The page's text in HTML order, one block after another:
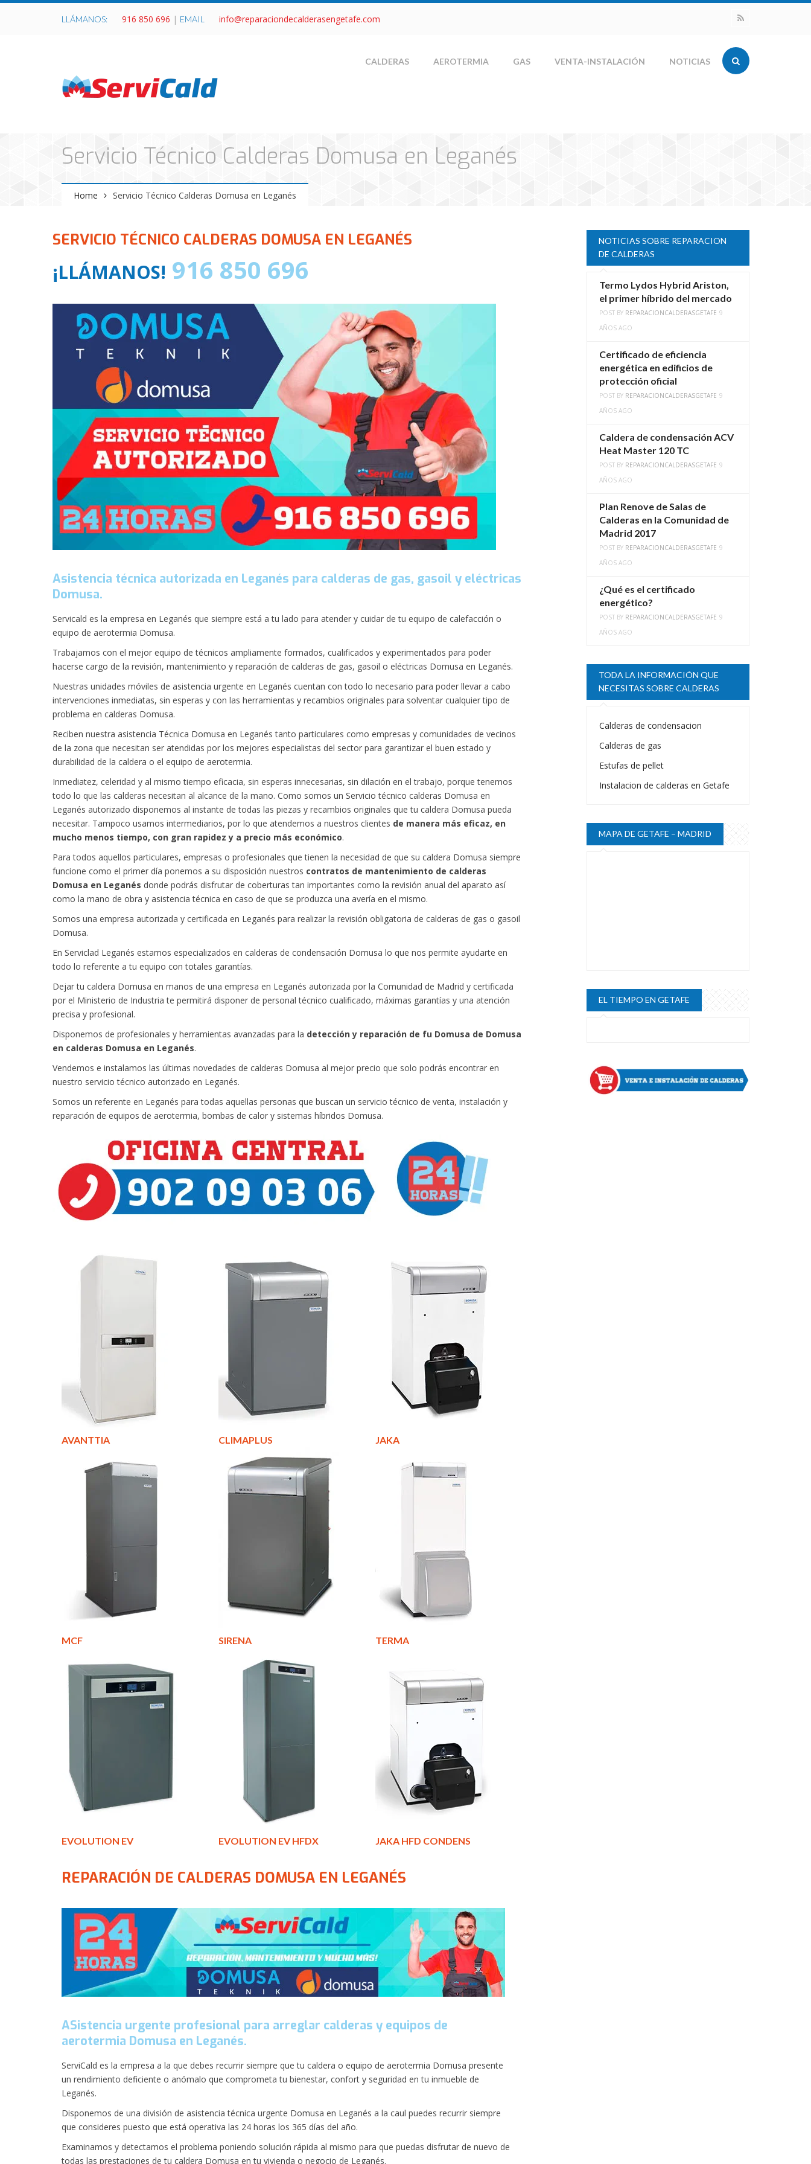
LLÁMANOS: 916 850 696 | EMAIL info@reparaciondecalderasengetafe.com
CALDERAS AEROTERMIA GAS VENTA-INSTALACIÓN NOTICIAS
Servicio Técnico Calderas Domusa en Leganés
Home Servicio Técnico Calderas Domusa en Leganés
SERVICIO TÉCNICO CALDERAS DOMUSA EN LEGANÉS
¡LLÁMANOS! 916 850 696
Asistencia técnica autorizada en Leganés para calderas de gas, gasoil y eléctricas
Domusa.
Servicald es la empresa en Leganés que siempre está a tu lado para atender y cuidar de tu equipo de calefacción o
equipo de aerotermia Domusa.
Trabajamos con el mejor equipo de técnicos ampliamente formados, cualificados y experimentados para poder
hacerse cargo de la revisión, mantenimiento y reparación de calderas de gas, gasoil o eléctricas Domusa en Leganés.
Nuestras unidades móviles de asistencia urgente en Leganés cuentan con todo lo necesario para poder llevar a cabo
intervenciones inmediatas, sin esperas y con las herramientas y recambios originales para solventar cualquier tipo de
problema en calderas Domusa.
Reciben nuestra asistencia Técnica Domusa en Leganés tanto particulares como empresas y comunidades de vecinos
de la zona que necesitan ser atendidas por los mejores especialistas del sector para garantizar el buen estado y
durabilidad de la caldera o el equipo de aerotermia.
Inmediatez, celeridad y al mismo tiempo eficacia, sin esperas innecesarias, sin dilación en el trabajo, porque tenemos
todo lo que las calderas necesitan al alcance de la mano. Como somos un Servicio técnico calderas Domusa en
Leganés autorizado disponemos al instante de todas las piezas y recambios originales que tu caldera Domusa pueda
necesitar. Tampoco usamos intermediarios, por lo que atendemos a nuestros clientes de manera más eficaz, en
mucho menos tiempo, con gran rapidez y a precio más económico.
Para todos aquellos particulares, empresas o profesionales que tienen la necesidad de que su caldera Domusa siempre
funcione como el primer día ponemos a su disposición nuestros contratos de mantenimiento de calderas
Domusa en Leganés donde podrás disfrutar de coberturas tan importantes como la revisión anual del aparato así
como la mano de obra y asistencia técnica en caso de que se produzca una avería en el mismo.
Somos una empresa autorizada y certificada en Leganés para realizar la revisión obligatoria de calderas de gas o gasoil
Domusa.
En Serviclad Leganés estamos especializados en calderas de condensación Domusa lo que nos permite ayudarte en
todo lo referente a tu equipo con totales garantías.
Dejar tu caldera Domusa en manos de una empresa en Leganés autorizada por la Comunidad de Madrid y certificada
por el Ministerio de Industria te permitirá disponer de personal técnico cualificado, máximas garantías y una atención
precisa y profesional.
Disponemos de profesionales y herramientas avanzadas para la detección y reparación de fu Domusa de Domusa
en calderas Domusa en Leganés.
Vendemos e instalamos las últimas novedades de calderas Domusa al mejor precio que solo podrás encontrar en
nuestro servicio técnico autorizado en Leganés.
Somos un referente en Leganés para todas aquellas personas que buscan un servicio técnico de venta, instalación y
reparación de equipos de aerotermia, bombas de calor y sistemas híbridos Domusa.
AVANTTIA CLIMAPLUS JAKA
MCF SIRENA TERMA
EVOLUTION EV EVOLUTION EV HFDX JAKA HFD CONDENS
REPARACIÓN DE CALDERAS DOMUSA EN LEGANÉS
ASistencia urgente profesional para arreglar calderas y equipos de
aerotermia Domusa en Leganés.
ServiCald es la empresa a la que debes recurrir siempre que tu caldera o equipo de aerotermia Domusa presente
un rendimiento deficiente o anómalo que comprometa tu bienestar, confort y seguridad en tu inmueble de
Leganés.
Disponemos de una división de asistencia técnica urgente Domusa en Leganés a la caul puedes recurrir siempre
que consideres puesto que está operativa las 24 horas los 365 días del año.
Examinamos y detectamos el problema poniendo solución rápida al mismo para que puedas disfrutar de nuevo de
todas las prestaciones de tu caldera Domusa en tu vivienda o negocio de Leganés.
NOTICIAS SOBRE REPARACION
DE CALDERAS
Termo Lydos Hybrid Ariston,
el primer híbrido del mercado
POST BY REPARACIONCALDERASGETAFE 9
AÑOS AGO
Certificado de eficiencia
energética en edificios de
protección oficial
POST BY REPARACIONCALDERASGETAFE 9
AÑOS AGO
Caldera de condensación ACV
Heat Master 120 TC
POST BY REPARACIONCALDERASGETAFE 9
AÑOS AGO
Plan Renove de Salas de
Calderas en la Comunidad de
Madrid 2017
POST BY REPARACIONCALDERASGETAFE 9
AÑOS AGO
¿Qué es el certificado
energético?
POST BY REPARACIONCALDERASGETAFE 9
AÑOS AGO
TODA LA INFORMACIÓN QUE
NECESITAS SOBRE CALDERAS
Calderas de condensacion
Calderas de gas
Estufas de pellet
Instalacion de calderas en Getafe
MAPA DE GETAFE – MADRID
EL TIEMPO EN GETAFE